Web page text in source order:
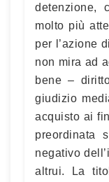
detenzione,
molto più
per l’azione
non mira ad
bene –
giudizio
acquisto ai
preordinata
negativo
altrui. La